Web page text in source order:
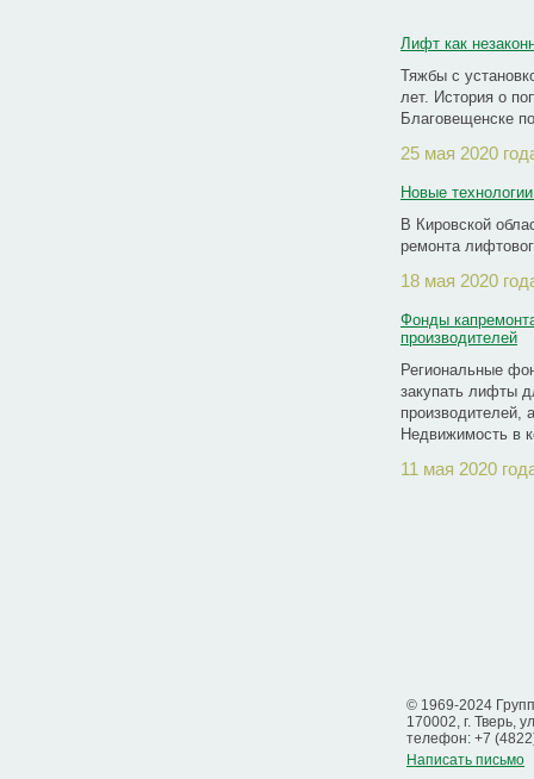
Лифт как
Тяжбы с
лет. История о
Благовещенске
25 мая 2020
Новые
В Кировской
ремонта
18 мая 2020
Фонды
производителей
Региональные
закупать лифты
производителей,
Недвижимость в
11 мая 2020
© 1969-2024
170002, г. Тверь,
телефон: +7
Написать письмо